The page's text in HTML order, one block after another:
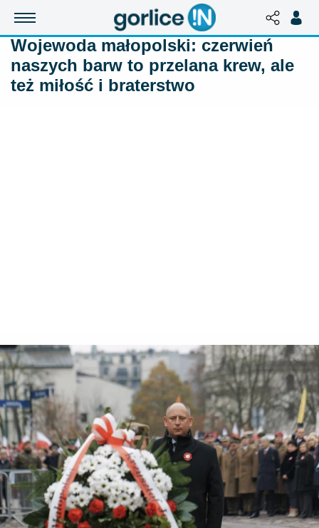
Wojewoda małopolski: czerwień
naszych barw to przelana krew, ale
też miłość i braterstwo